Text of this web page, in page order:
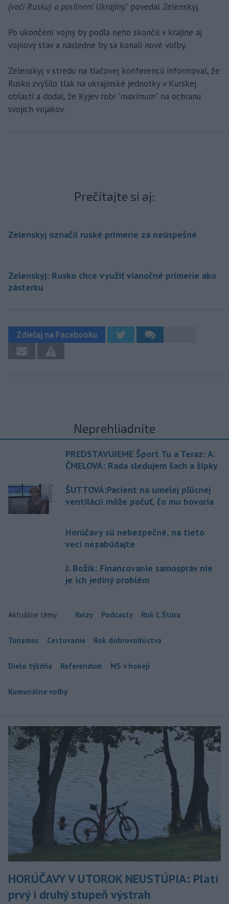
(voči Rusku) a posilnení Ukrajiny," povedal Zelenskyj.
Po ukončení vojny by podľa neho skončil v krajine aj
vojnový stav a následne by sa konali nové voľby.
Zelenskyj v stredu na tlačovej konferencii informoval, že
Rusko zvýšilo tlak na ukrajinské jednotky v Kurskej
oblasti a dodal, že Kyjev robí "maximum" na ochranu
svojich vojakov.
Prečítajte si aj:
Zelenskyj označil ruské prímerie za neúspešné
Zelenskyj: Rusko chce využiť vianočné prímerie ako
zásterku
Zdieľaj na Facebooku
Neprehliadnite
PREDSTAVUJEME Šport Tu a Teraz: A.
ČMELOVÁ: Rada sledujem šach a šípky
ŠUTTOVÁ:Pacient na umelej pľúcnej
ventilácii môže počuť, čo mu hovoria
Horúčavy sú nebezpečné, na tieto
veci nezabúdajte
J. Božik: Financovanie samospráv nie
je ich jediný problém
Aktuálne témy: Kvízy Podcasty Rok Ľ.Štúra
Turizmus Cestovanie Rok dobrovoľníctva
Dielo týždňa Referendum MS v hokeji
Komunálne voľby
HORÚČAVY V UTOROK NEUSTÚPIA: Platí
prvý i druhý stupeň výstrah